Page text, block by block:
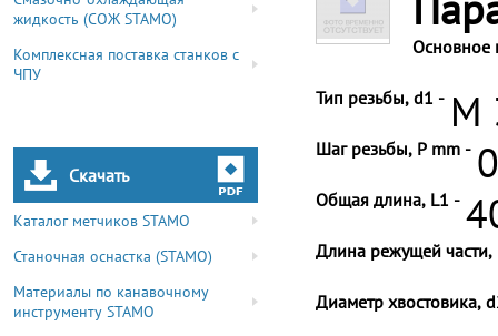
жидкость (СОЖ STAMO)
Комплексная поставка станков с
ЧПУ
Скачать
Каталог метчиков STAMO
Станочная оснастка (STAMO)
Материалы по канавочному
инструменту STAMO
Основное
Тип резьбы, d1 - M
Шаг резьбы, P mm -
Общая длина, L1 -
Длина режущей части,
Диаметр хвостовика,